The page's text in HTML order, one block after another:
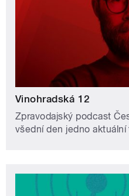
Vinohradská 12
Zpravodajský podcast
všední den jedno